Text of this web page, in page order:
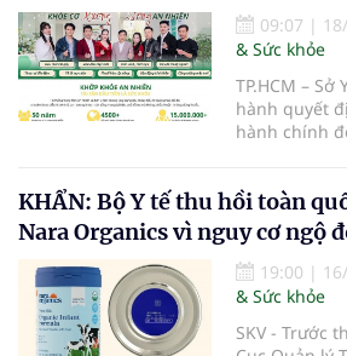
09:07 |
& Sức khỏe
TP.HCM – Sở
hành quyết
hành chính
vụ khám
được cấp
theo quy
KHẨN: Bộ Y tế thu hồi toàn
Nara Organics vì nguy cơ ngộ
19:00 |
& Sức khỏe
SKV - Trước